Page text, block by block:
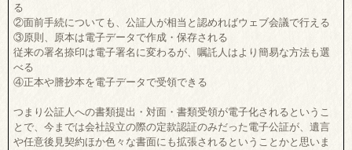
る
②面前手続についても、公証人が相当と認めればウェブ会議で行える
③原則、原本は電子データで作成・保存される
従来の署名捺印は電子署名に変わるが、嘱託人はより簡易な方法も選
べる
④正本や謄抄本を電子データで受領できる
つまり公証人への書類提出・対面・書類受領が電子化されるというこ
とで、今までは会社設立の際の定款認証のみだった電子公証が、遺言
や任意後見契約ほか色々な書面にも拡張されるということかと思いま